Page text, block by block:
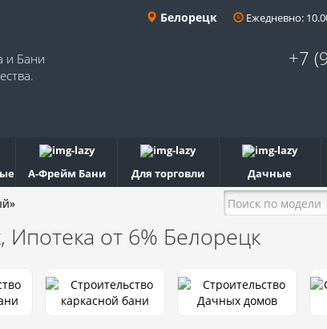
Белорецк Ежедневно:
и Бани
+7
А-Фрейм Бани Для торговли Дачные
от 6% Белорецк